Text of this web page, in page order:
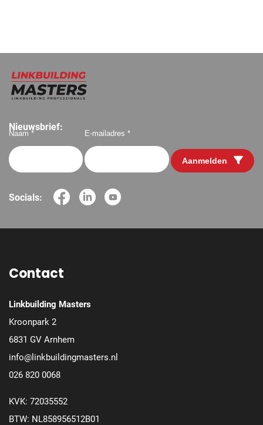
Nieuwsbrief:
Naam * E-mailadres *
Aanmelden
Socials:
Contact
Linkbuilding Masters
Kroonpark 2
6831 GV Arnhem
info@linkbuildingmasters.nl
026 820 0068
KVK: 72035552
BTW: NL858956512B01